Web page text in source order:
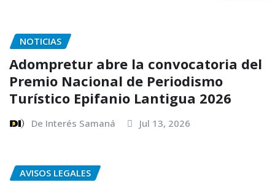
NOTICIAS
Adompretur abre la convocatoria del
Premio Nacional de Periodismo
Turístico Epifanio Lantigua 2026
De Interés Samaná Jul 13, 2026
AVISOS LEGALES